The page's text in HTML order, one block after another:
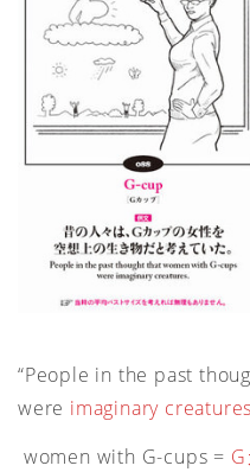
“People in the past
were imaginary creatures
women with G-cups =